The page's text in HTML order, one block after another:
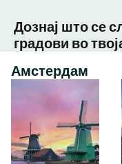
Дознај што се
градови во
Амстердам